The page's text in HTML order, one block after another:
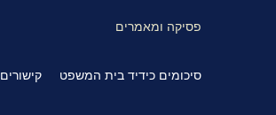
פסיקה ומאמרים
סיכומים כידיד בית המשפט קישורים